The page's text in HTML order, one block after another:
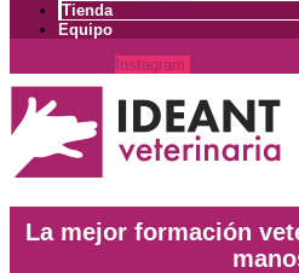
Tienda
Equipo
Instagram
La mejor formación